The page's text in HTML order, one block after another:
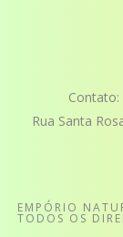
Contato:
Rua Santa
EMPÓRIO
TODOS OS